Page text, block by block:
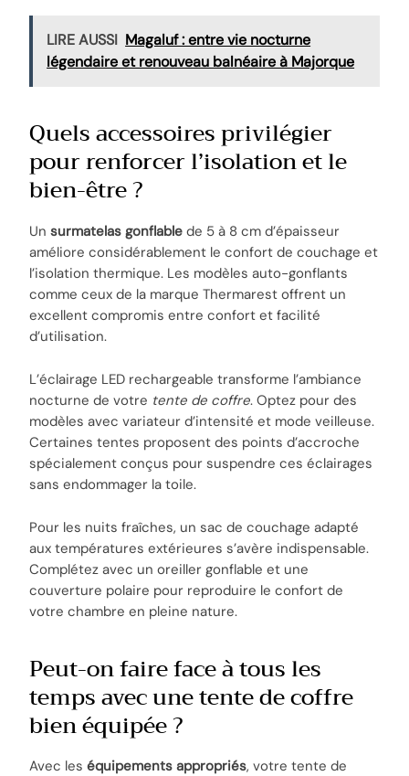
LIRE AUSSI Magaluf : entre vie nocturne
légendaire et renouveau balnéaire à Majorque
Quels accessoires privilégier
pour renforcer l’isolation et le
bien-être ?
Unsurmatelas gonflable de 5 à 8 cm d’épaisseur
améliore considérablement le confort de couchage et
l’isolation thermique. Les modèles auto-gonflants
comme ceux de la marque Thermarest offrent un
excellent compromis entre confort et facilité
d’utilisation.
L’éclairage LED rechargeable transforme l’ambiance
nocturne de votre tente de coffre. Optez pour des
modèles avec variateur d’intensité et mode veilleuse.
Certaines tentes proposent des points d’accroche
spécialement conçus pour suspendre ces éclairages
sans endommager la toile.
Pour les nuits fraîches, un sac de couchage adapté
aux températures extérieures s’avère indispensable.
Complétez avec un oreiller gonflable et une
couverture polaire pour reproduire le confort de
votre chambre en pleine nature.
Peut-on faire face à tous les
temps avec une tente de coffre
bien équipée ?
Avec leséquipements appropriés, votre tente de